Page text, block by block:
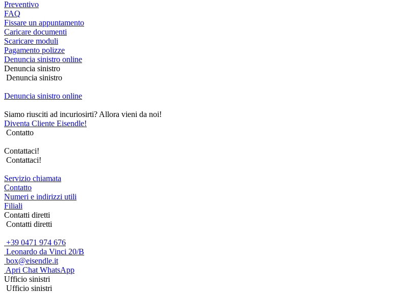
Preventivo
FAQ
Fissare un appuntamento
Caricare documenti
Scaricare moduli
Pagamento polizze
Denuncia sinistro online
Denuncia sinistro
Denuncia sinistro
Denuncia sinistro online
Siamo riusciti ad incuriosirti? Allora vieni da noi!
Diventa Cliente Eisendle!
Contatto
Contattaci!
Contattaci!
Servizio chiamata
Contatto
Numeri e indirizzi utili
Filiali
Contatti diretti
Contatti diretti
+39 0471 974 676
Leonardo da Vinci 20/B
box@eisendle.it
Apri Chat WhatsApp
Ufficio sinistri
Ufficio sinistri